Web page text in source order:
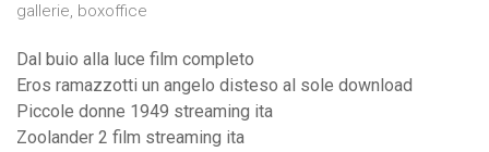
gallerie, boxoffice
Dal buio alla luce film completo
Eros ramazzotti un angelo disteso al sole download
Piccole donne 1949 streaming ita
Zoolander 2 film streaming ita